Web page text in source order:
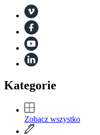
Kategorie
Zobacz wszystko